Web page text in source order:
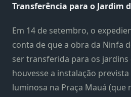
Transferência para o Jardim
Em 14 de setembro, o
conta de que a obra da Ninfa
ser transferida para os
houvesse a instalação
luminosa na Praça Mauá (que